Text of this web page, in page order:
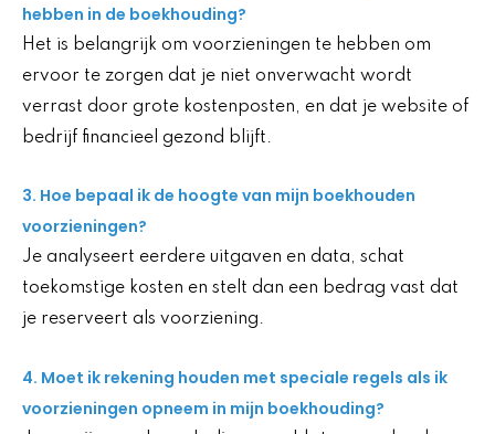
hebben in de boekhouding?
Het is belangrijk om voorzieningen te hebben om
ervoor te zorgen dat je niet onverwacht wordt
verrast door grote kostenposten, en dat je website of
bedrijf financieel gezond blijft.
3. Hoe bepaal ik de hoogte van mijn boekhouden
voorzieningen?
Je analyseert eerdere uitgaven en data, schat
toekomstige kosten en stelt dan een bedrag vast dat
je reserveert als voorziening.
4. Moet ik rekening houden met speciale regels als ik
voorzieningen opneem in mijn boekhouding?